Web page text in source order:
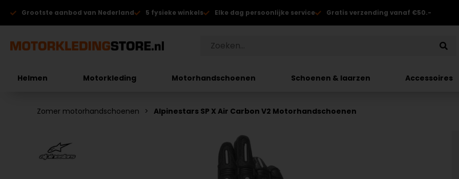
Grootste aanbod van Nederland 5 fysieke winkels Elke dag persoonlijke service Gratis verzending vanaf €50.-
Helmen Motorkleding Motorhandschoenen Schoenen & laarzen Accessoires
Zomer motorhandschoenen Alpinestars SP X Air Carbon V2 Motorhandschoenen